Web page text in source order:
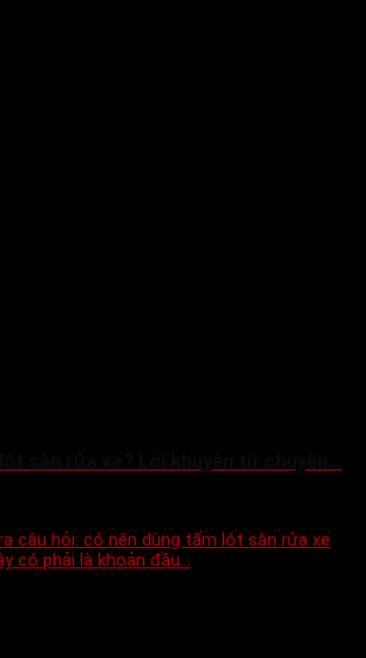
câu hỏi: có nên dùng tấm lót sàn rửa xe
có phải là khoản đầu...